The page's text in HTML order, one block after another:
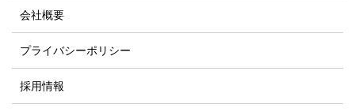
会社概要
プライバシーポリシー
採用情報